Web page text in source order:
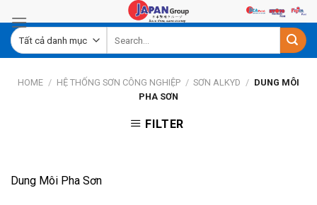
to
content
HOME / HỆ THỐNG SƠN CÔNG NGHIỆP / SƠN ALKYD / DUNG MÔI
PHA SƠN
FILTER
Dung Môi Pha Sơn